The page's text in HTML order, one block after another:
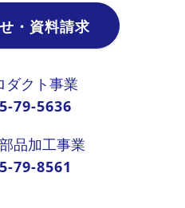
・資料請求
ダクト事業
79-5636
品加工事業
79-8561